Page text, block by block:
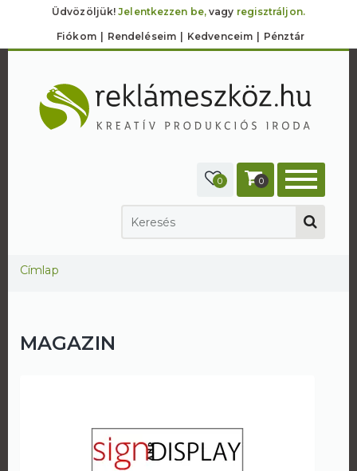
Üdvözöljük!Jelentkezzen be,vagy regisztráljon.
Fiókom Rendeléseim Kedvenceim Pénztár
0 0
Jelenlegi hely
Címlap
MAGAZIN